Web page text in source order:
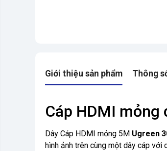
Giới thiệu sản phẩm Thông
Cáp HDMI mỏng
Dây Cáp HDMI mỏng 5M Ugreen
hình ảnh trên cùng một dây cáp